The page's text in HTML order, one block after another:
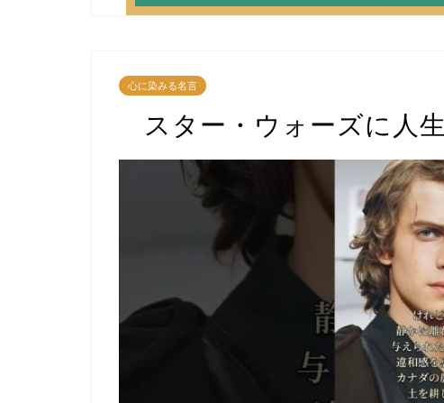
心に染みる名言
スター・ウォーズに人